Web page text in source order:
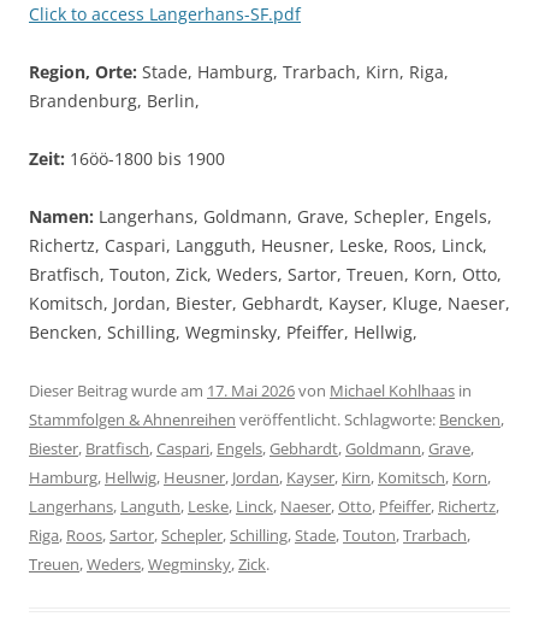
Click to access Langerhans-SF.pdf
Region, Orte: Stade, Hamburg, Trarbach, Kirn, Riga,
Brandenburg, Berlin,
Zeit: 16öö-1800 bis 1900
Namen: Langerhans, Goldmann, Grave, Schepler, Engels,
Richertz, Caspari, Langguth, Heusner, Leske, Roos, Linck,
Bratfisch, Touton, Zick, Weders, Sartor, Treuen, Korn, Otto,
Komitsch, Jordan, Biester, Gebhardt, Kayser, Kluge, Naeser,
Bencken, Schilling, Wegminsky, Pfeiffer, Hellwig,
Dieser Beitrag wurde am 17. Mai 2026von Michael Kohlhaas in
Stammfolgen & Ahnenreihen veröffentlicht. Schlagworte: Bencken,
Biester, Bratfisch,Caspari, Engels,Gebhardt,Goldmann,Grave,
Hamburg, Hellwig, Heusner, Jordan, Kayser, Kirn, Komitsch, Korn,
Langerhans, Languth, Leske, Linck, Naeser,Otto, Pfeiffer, Richertz,
Riga, Roos,Sartor,Schepler,Schilling,Stade,Touton,Trarbach,
Treuen,Weders,Wegminsky,Zick.